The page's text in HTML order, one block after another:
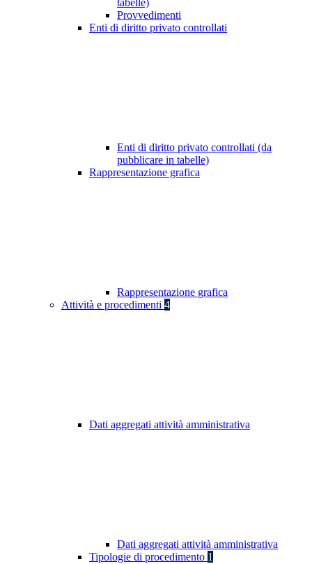
tabelle)
Provvedimenti
Enti di diritto privato controllati
Enti di diritto privato controllati (da
pubblicare in tabelle)
Rappresentazione grafica
Rappresentazione grafica
Attività e procedimenti 4
Dati aggregati attività amministrativa
Dati aggregati attività amministrativa
Tipologie di procedimento 1